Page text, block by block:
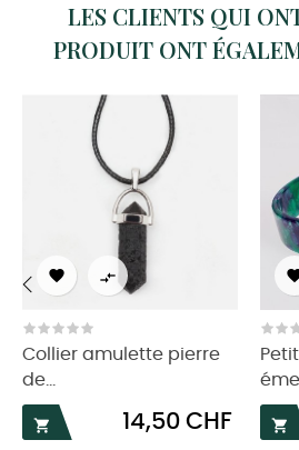
LES CLIENTS QUI
PRODUIT ONT
 
Collier amulette pierre
de...

Prix
14,50 CHF 
‹